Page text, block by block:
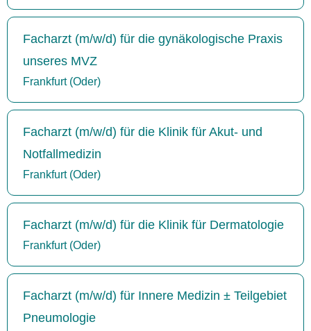
Facharzt (m/w/d) für die gynäkologische Praxis
unseres MVZ
Frankfurt (Oder)
Facharzt (m/w/d) für die Klinik für Akut- und
Notfallmedizin
Frankfurt (Oder)
Facharzt (m/w/d) für die Klinik für Dermatologie
Frankfurt (Oder)
Facharzt (m/w/d) für Innere Medizin ± Teilgebiet
Pneumologie